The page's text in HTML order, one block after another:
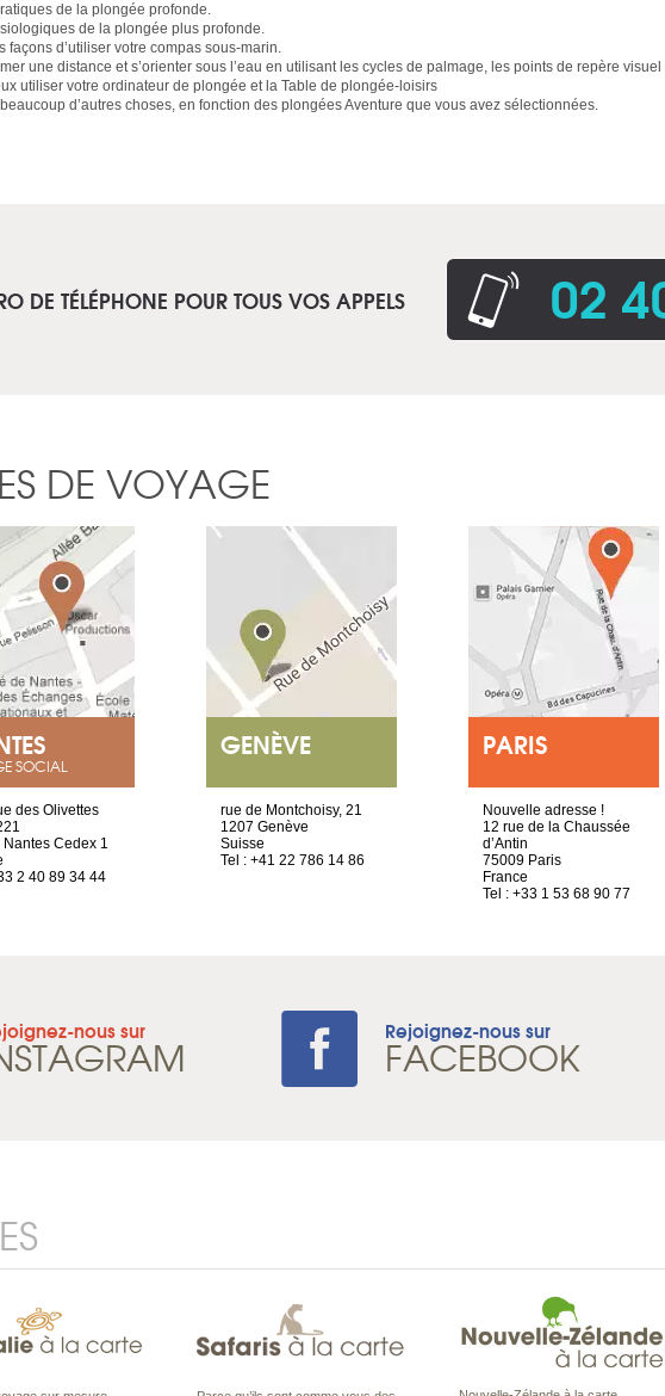
de la plongée profonde.
de la plongée plus profonde.
façons d’utiliser votre compas sous-marin.
une distance et s’orienter sous l’eau en utilisant les cycles de palmage, les points de repère visuel
utiliser votre ordinateur de plongée et la Table de plongée-loisirs
d’autres choses, en fonction des plongées Aventure que vous avez sélectionnées.
DE TÉLÉPHONE POUR TOUS VOS APPELS 02
DE VOYAGE
SOCIAL
des Olivettes
Cedex 1
2 40 89 34 44
GENÈVE
rue de Montchoisy, 21
1207 Genève
Suisse
Tel : +41 22 786 14 86
PARIS
Nouvelle adresse !
12 rue de la Chaussée
d’Antin
75009 Paris
France
Tel : +33 1 53 68 90 77
nous sur Rejoignez-nous sur
FACEBOOK